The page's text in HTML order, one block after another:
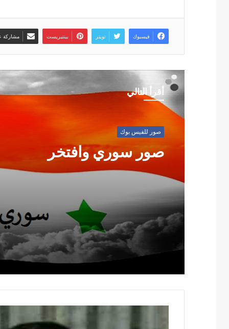
فيسبوك تويتر بينتيريست مشاركة
أقرأ التالي
صور للفيس بوك
صور سوري وافتخر